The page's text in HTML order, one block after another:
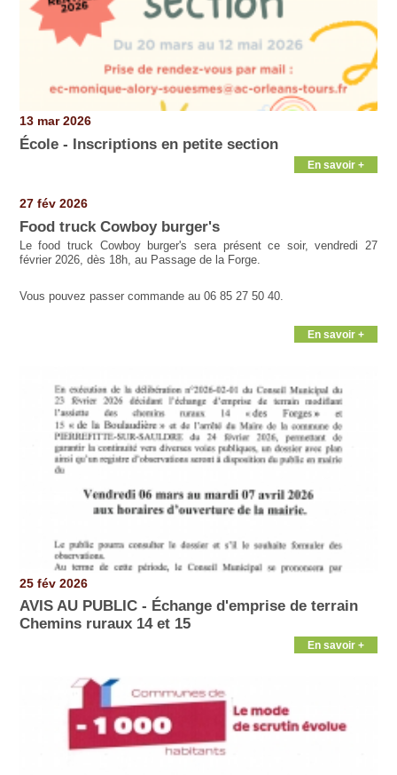
13 mar 2026
École - Inscriptions en petite section
En savoir +
27 fév 2026
Food truck Cowboy burger's
Le food truck Cowboy burger's sera présent ce soir, vendredi 27
février 2026, dès 18h, au Passage de la Forge.
Vous pouvez passer commande au 06 85 27 50 40.
En savoir +
25 fév 2026
AVIS AU PUBLIC - Échange d'emprise de terrain
Chemins ruraux 14 et 15
En savoir +